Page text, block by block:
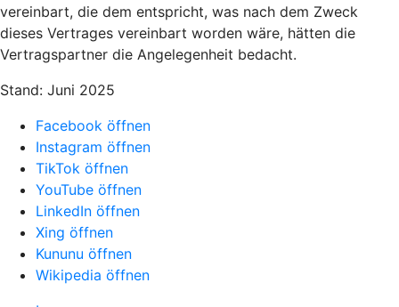
vereinbart, die dem entspricht, was nach dem Zweck
dieses Vertrages vereinbart worden wäre, hätten die
Vertragspartner die Angelegenheit bedacht.
Stand: Juni 2025
Facebook öffnen
Instagram öffnen
TikTok öffnen
YouTube öffnen
LinkedIn öffnen
Xing öffnen
Kununu öffnen
Wikipedia öffnen